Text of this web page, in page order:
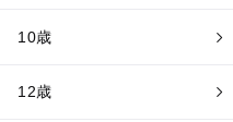
10歳
12歳